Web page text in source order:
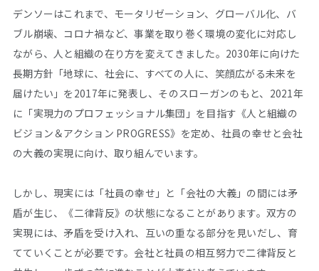
デンソーはこれまで、モータリゼーション、グローバル化、バ
ブル崩壊、コロナ禍など、事業を取り巻く環境の変化に対応し
ながら、人と組織の在り方を変えてきました。2030年に向けた
長期方針「地球に、社会に、すべての人に、笑顔広がる未来を
届けたい」を2017年に発表し、そのスローガンのもと、2021年
に「実現力のプロフェッショナル集団」を目指す《人と組織の
ビジョン＆アクション PROGRESS》を定め、社員の幸せと会社
の大義の実現に向け、取り組んでいます。
しかし、現実には「社員の幸せ」と「会社の大義」の間には矛
盾が生じ、《二律背反》の状態になることがあります。双方の
実現には、矛盾を受け入れ、互いの重なる部分を見いだし、育
てていくことが必要です。会社と社員の相互努力で二律背反と